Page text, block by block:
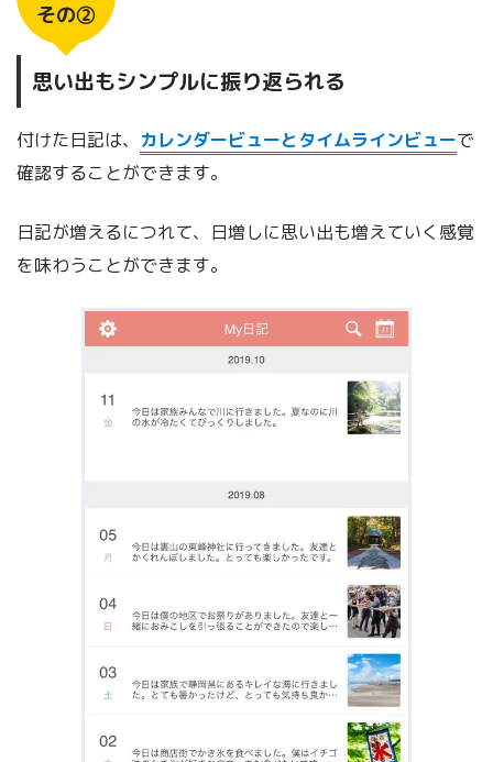
その②
思い出もシンプルに振り返られる
付けた日記は、 カレンダービューとタイムラインビューで
確認することができます。
日記が増えるにつれて、日増しに思い出も増えていく感覚
を味わうことができます。